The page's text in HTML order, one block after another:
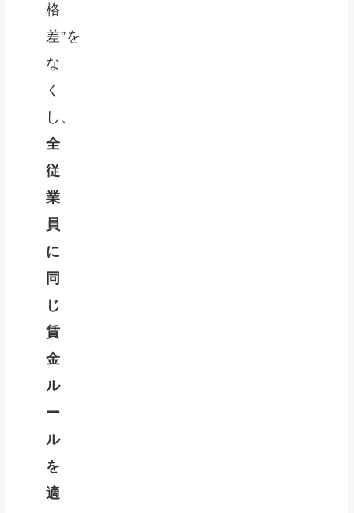
格
差”を
な
く
し、
全
従
業
員
に
同
じ
賃
金
ル
ー
ル
を
適